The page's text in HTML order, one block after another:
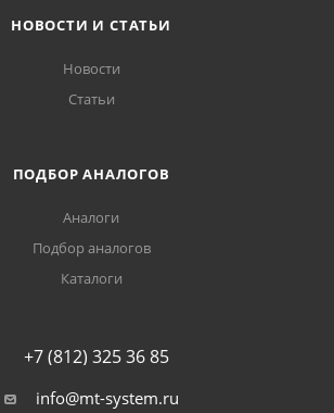
НОВОСТИ И СТАТЬИ
Новости
Статьи
ПОДБОР АНАЛОГОВ
Аналоги
Подбор аналогов
Каталоги
+7 (812) 325 36 85
info@mt-system.ru